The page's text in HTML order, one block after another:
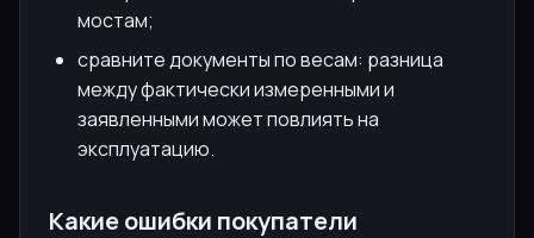
мостам;
сравните документы по весам: разница
между фактически измеренными и
заявленными может повлиять на
эксплуатацию.
Какие ошибки покупатели